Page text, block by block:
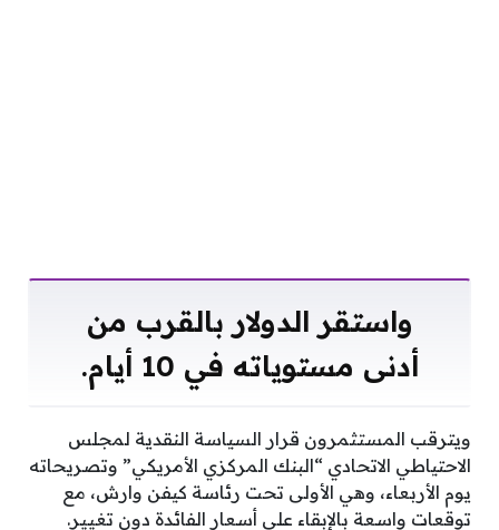
واستقر الدولار بالقرب من
أدنى مستوياته في 10 أيام.
ويترقب المستثمرون قرار السياسة النقدية لمجلس
الاحتياطي الاتحادي “البنك المركزي الأمريكي” وتصريحاته
يوم الأربعاء، وهي الأولى تحت رئاسة كيفن وارش، مع
توقعات واسعة بالإبقاء على أسعار الفائدة دون تغيير.